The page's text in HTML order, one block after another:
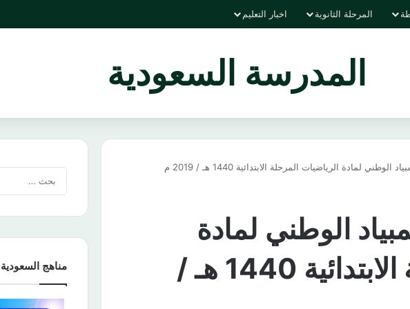
المرحلة الثانوية اخبار التعليم
المدرسة السعودية
لمادة الرياضيات المرحلة الابتدائية 1440 هـ / 2019 م
الوطني لمادة
الرياضيات المرحلة الابتدائية 1440 هـ /
مناهج